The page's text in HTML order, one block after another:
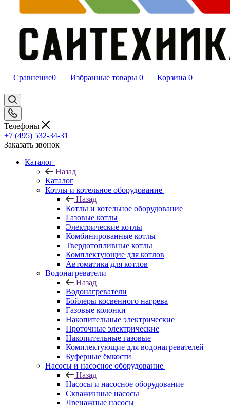
Сравнение0 Избранные товары 0 Корзина 0
Телефоны
+7 (495) 532‑34‑31
Заказать звонок
Каталог
Назад
Каталог
Котлы и котельное оборудование
Назад
Котлы и котельное оборудование
Газовые котлы
Электрические котлы
Комбинированные котлы
Твердотопливные котлы
Комплектующие для котлов
Автоматика для котлов
Водонагреватели
Назад
Водонагреватели
Бойлеры косвенного нагрева
Газовые колонки
Накопительные электрические
Проточные электрические
Накопительные газовые
Комплектующие для водонагревателей
Буферные ёмкости
Насосы и насосное оборудование
Назад
Насосы и насосное оборудование
Скважинные насосы
Дренажные насосы